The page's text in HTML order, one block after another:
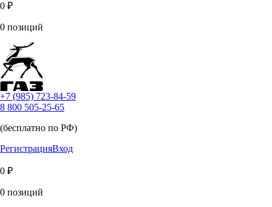
0 ₽
0 позиций
+7 (985) 723-84-59
8 800 505-25-65
(бесплатно по РФ)
РегистрацияВход
0 ₽
0 позиций